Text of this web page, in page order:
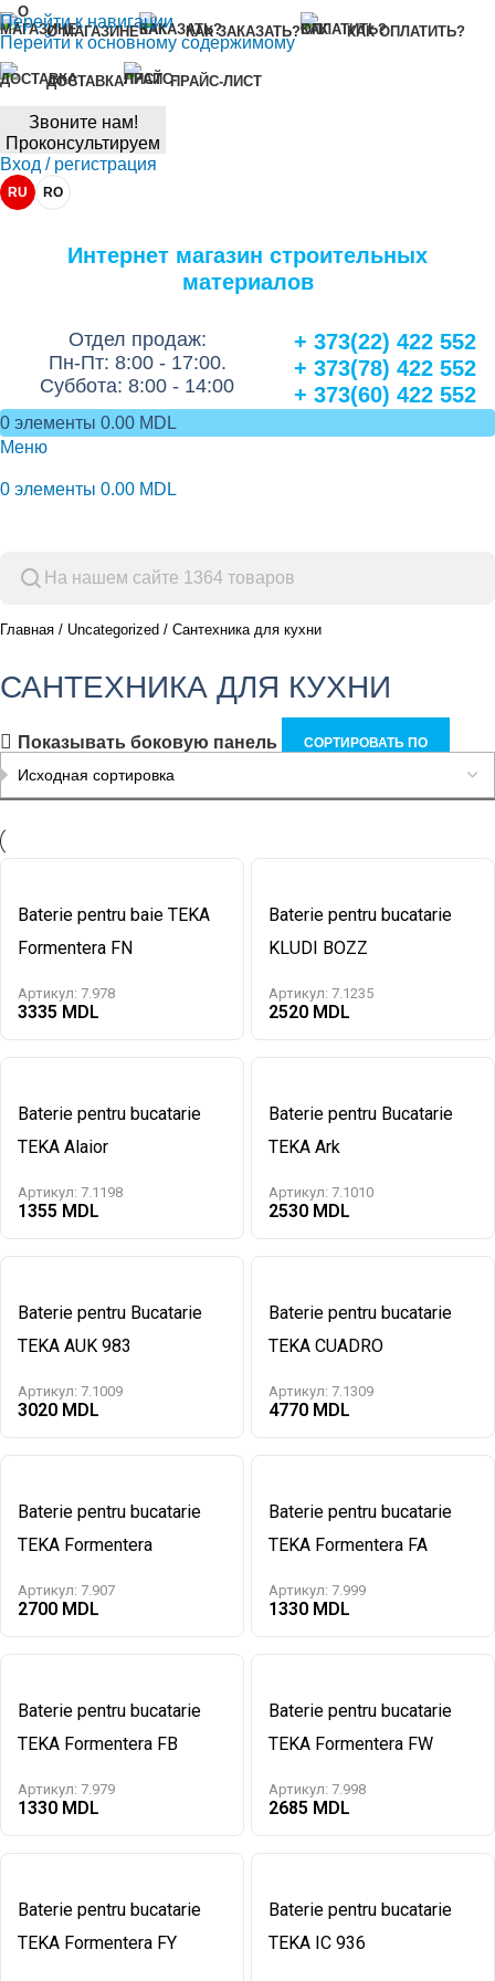
Перейти к навигации
Перейти к основному содержимому
О МАГАЗИНЕ КАК ЗАКАЗАТЬ? КАК ОПЛАТИТЬ?
ДОСТАВКА ПРАЙС-ЛИСТ
Звоните нам!
Проконсультируем
Вход / регистрация
RU RO
Интернет магазин строительных
материалов
Отдел продаж:
Пн-Пт: 8:00 - 17:00.
Суббота: 8:00 - 14:00
+ 373(22) 422 552
+ 373(78) 422 552
+ 373(60) 422 552
0 элементы 0.00 MDL
Меню
0 элементы 0.00 MDL
Главная Uncategorized Сантехника для кухни
САНТЕХНИКА ДЛЯ КУХНИ
Показывать боковую панель СОРТИРОВАТЬ ПО
Baterie pentru baie TEKA
Formentera FN
Артикул: 7.978
3335
Baterie pentru bucatarie
KLUDI BOZZ
Артикул: 7.1235
2520
Baterie pentru bucatarie
TEKA Alaior
Артикул: 7.1198
1355
Baterie pentru Bucatarie
TEKA Ark
Артикул: 7.1010
2530
Baterie pentru Bucatarie
TEKA AUK 983
Артикул: 7.1009
3020
Baterie pentru bucatarie
TEKA CUADRO
Артикул: 7.1309
4770
Baterie pentru bucatarie
TEKA Formentera
Артикул: 7.907
2700
Baterie pentru bucatarie
TEKA Formentera FA
Артикул: 7.999
1330
Baterie pentru bucatarie
TEKA Formentera FB
Артикул: 7.979
1330
Baterie pentru bucatarie
TEKA Formentera FW
Артикул: 7.998
2685
Baterie pentru bucatarie
TEKA Formentera FY
Baterie pentru bucatarie
TEKA IC 936